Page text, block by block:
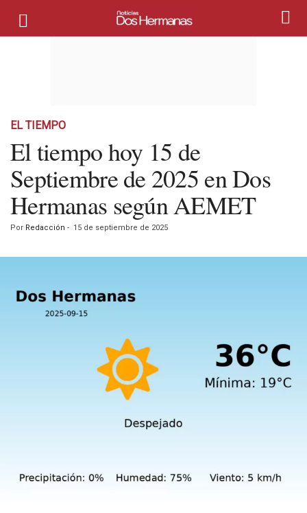
EL TIEMPO
El tiempo hoy 15 de
Septiembre de 2025 en Dos
Hermanas según AEMET
Por Redacción - 15 de septiembre de 2025